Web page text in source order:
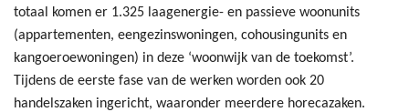
totaal komen er 1.325 laagenergie- en passieve woonunits
(appartementen, eengezinswoningen, cohousingunits en
kangoeroewoningen) in deze ‘woonwijk van de toekomst’.
Tijdens de eerste fase van de werken worden ook 20
handelszaken ingericht, waaronder meerdere horecazaken.